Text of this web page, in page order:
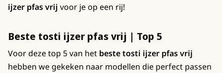
ijzer pfas vrij voor je op een rij!
Beste tosti ijzer pfas vrij | Top 5
Voor deze top 5 van het beste tosti ijzer pfas vrij
hebben we gekeken naar modellen die perfect passen